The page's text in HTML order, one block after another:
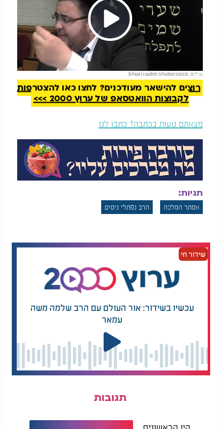
Play
Video
(צילום: khiari raafet/shutterstock)
להמשך קריאה
רוצים להישאר מעודכנים? לחצו כאן להצטרפות
לקבוצות הוואטסאפ של ערוץ 2000 >>>
מצאתם טעות בכתבה? כתבו לנו
תגיות:
אסתר המלכה הרב נפתלי ניסים
שידור חי
עכשיו בשידור: אור העולם עם הרב שלמה משה
עמאר
תגובות